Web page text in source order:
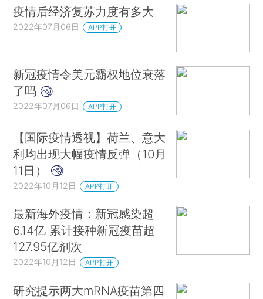
疫情后经济复苏力度有多大
2022年07月06日 APP打开
新冠疫情令美元霸权地位衰落
了吗
2022年07月06日 APP打开
【国际疫情透视】荷兰、意大
利均出现大幅疫情反弹（10月
11日）
2022年10月12日 APP打开
最新海外疫情：新冠感染超
6.14亿 累计接种新冠疫苗超
127.95亿剂次
2022年10月12日 APP打开
研究提示两大mRNA疫苗第四